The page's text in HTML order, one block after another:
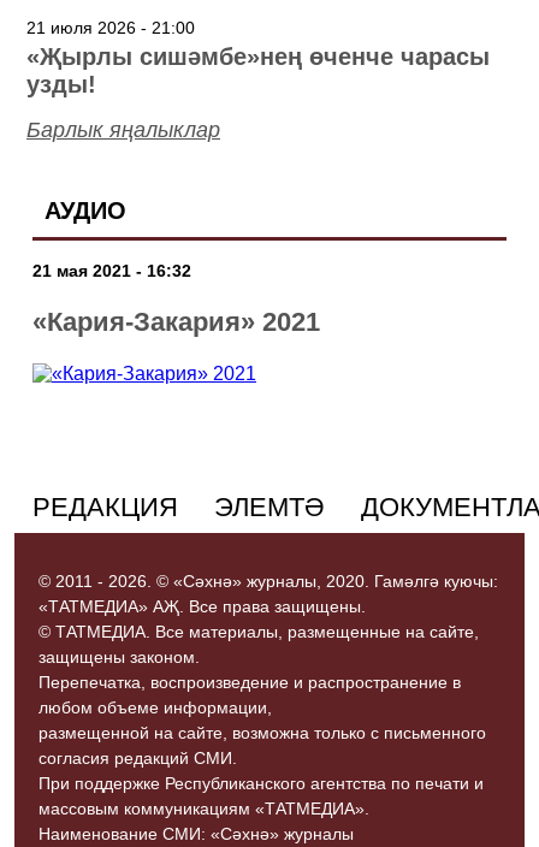
21 июля 2026 - 21:00
«Җырлы сишәмбе»нең өченче чарасы
узды!
Барлык яңалыклар
АУДИО
21 мая 2021 - 16:32
«Кария-Закария» 2021
РЕДАКЦИЯ ЭЛЕМТӘ
© 2011 - 2026. © «Сәхнә» журналы, 2020. Гамәлгә куючы:
«ТАТМЕДИА» АҖ. Все права защищены.
© ТАТМЕДИА. Все материалы, размещенные на сайте,
защищены законом.
Перепечатка, воспроизведение и распространение в
любом объеме информации,
размещенной на сайте, возможна только с письменного
согласия редакций СМИ.
При поддержке Республиканского агентства по печати и
массовым коммуникациям «ТАТМЕДИА».
Наименование СМИ: «Сәхнә» журналы